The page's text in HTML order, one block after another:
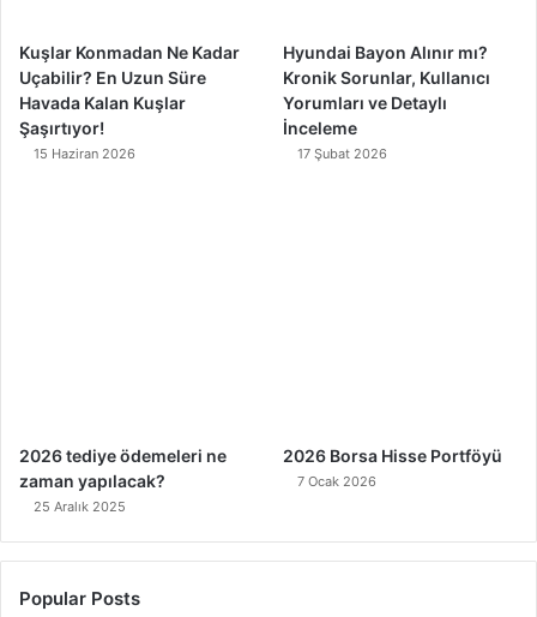
Kuşlar Konmadan Ne Kadar
Uçabilir? En Uzun Süre
Havada Kalan Kuşlar
Şaşırtıyor!
15 Haziran 2026
Hyundai Bayon Alınır mı?
Kronik Sorunlar, Kullanıcı
Yorumları ve Detaylı
İnceleme
17 Şubat 2026
2026 tediye ödemeleri ne
zaman yapılacak?
25 Aralık 2025
2026 Borsa Hisse Portföyü
7 Ocak 2026
Popular Posts